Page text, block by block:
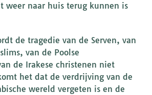
weer naar huis terug kunnen is
de tragedie van de Serven, van
van de Poolse
de Irakese christenen niet
het dat de verdrijving van de
wereld vergeten is en de